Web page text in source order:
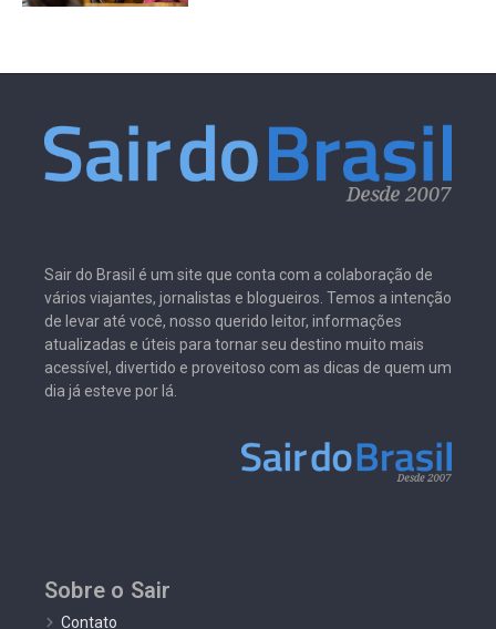
Sair do Brasil é um site que conta com a colaboração de
vários viajantes, jornalistas e blogueiros. Temos a intenção
de levar até você, nosso querido leitor, informações
atualizadas e úteis para tornar seu destino muito mais
acessível, divertido e proveitoso com as dicas de quem um
dia já esteve por lá.
Sobre o Sair
Contato